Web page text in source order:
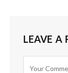
LEAVE A